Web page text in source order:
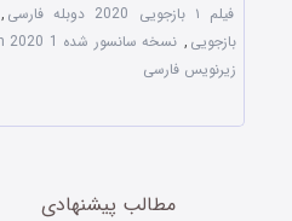
فیلم ۱ بازجویی 2020 دوبله فارسی
,
بازجویی , نسخه سانسور شده 1 Interrogation 2020
زیرنویس فارسی
مطالب پیشنهادی